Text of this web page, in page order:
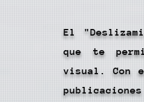
El
que te
visual. Con